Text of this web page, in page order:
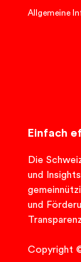
Allgemeine
Einfach
Die
und
und
Copyright